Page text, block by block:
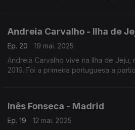
Andreia Carvalho - Ilha de
Ep. 20
19 mai. 2025
Andreia Carvalho vive na Ilha de Jeju,
2019. Foi a primeira portuguesa a
Inês Fonseca - Madrid
Ep. 19
12 mai. 2025